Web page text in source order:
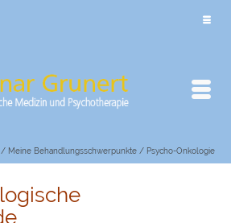
/ Meine Behandlungsschwerpunkte / Psycho-Onkologie